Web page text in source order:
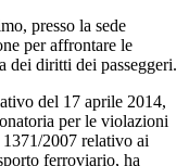
presso la sede
per affrontare le
dei diritti dei passeggeri.
del 17 aprile 2014,
per le violazioni
2007 relativo ai
ferroviario, ha